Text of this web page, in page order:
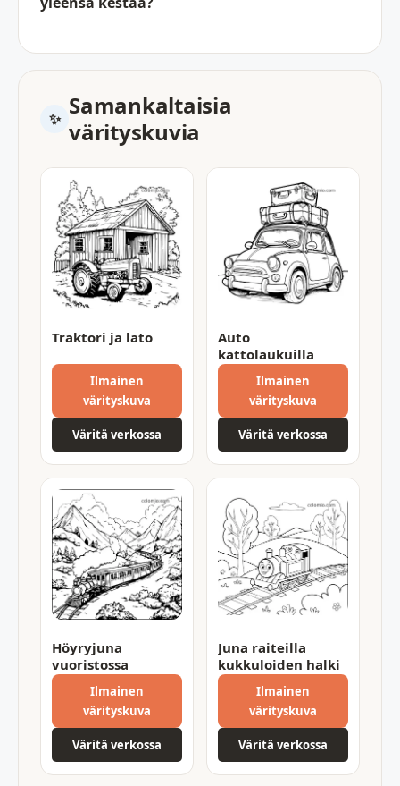
Samankaltaisia
värityskuvia
Traktori ja lato
Ilmainen
värityskuva
Väritä verkossa
Auto
kattolaukuilla
Ilmainen
värityskuva
Väritä verkossa
Höyryjuna
vuoristossa
Ilmainen
värityskuva
Väritä verkossa
Juna raiteilla
kukkuloiden halki
Ilmainen
värityskuva
Väritä verkossa